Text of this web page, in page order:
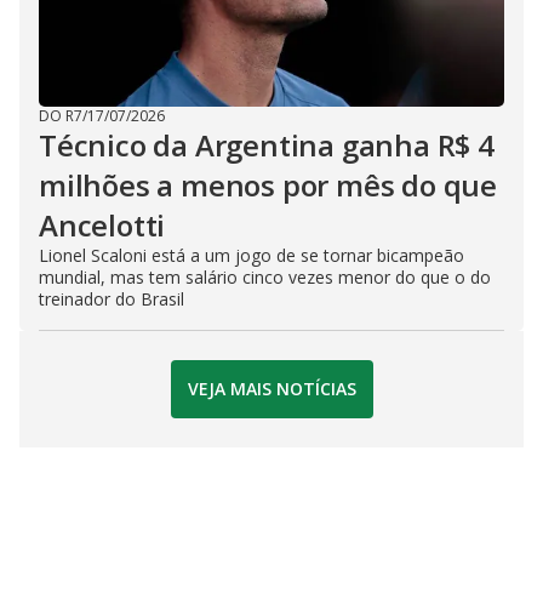
DO R7/17/07/2026
Técnico da Argentina ganha R$ 4
milhões a menos por mês do que
Ancelotti
Lionel Scaloni está a um jogo de se tornar bicampeão
mundial, mas tem salário cinco vezes menor do que o do
treinador do Brasil
VEJA MAIS NOTÍCIAS